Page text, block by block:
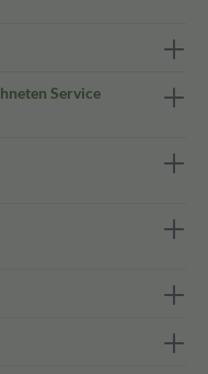
Service